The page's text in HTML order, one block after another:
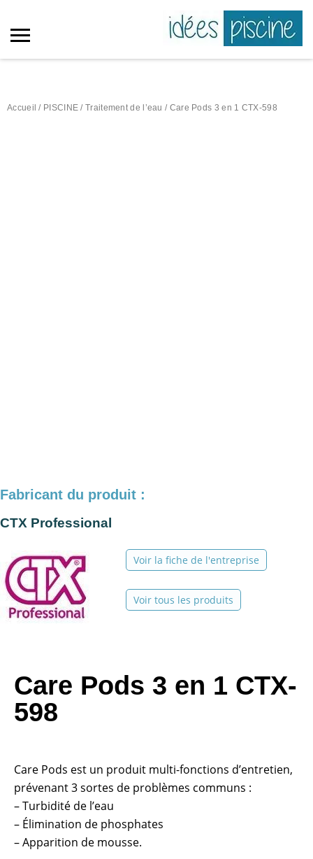
Accueil / PISCINE /Traitement de l’eau / Care Pods 3 en 1 CTX-598
Fabricant du produit :
CTX Professional
Voir la fiche de l'entreprise
Voir tous les produits
Care Pods 3 en 1 CTX-
598
Care Pods est un produit multi-fonctions d’entretien,
prévenant 3 sortes de problèmes communs :
– Turbidité de l’eau
– Élimination de phosphates
– Apparition de mousse.